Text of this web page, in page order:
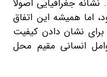
نشانه جغرافیایی اصولاً
اما همیشه این اتفاق
نشان دادن کیفیت
انسانی مقیم محل